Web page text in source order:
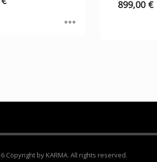
899,00 €
Copyright by KARMA. All rights reserved.